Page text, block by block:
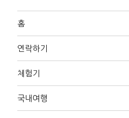
홈
연락하기
체험기
국내여행